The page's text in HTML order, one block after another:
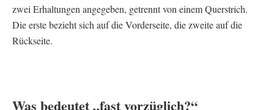
zwei Erhaltungen angegeben, getrennt von einem Querstrich.
Die erste bezieht sich auf die Vorderseite, die zweite auf die
Rückseite.
Was bedeutet „fast vorzüglich?“